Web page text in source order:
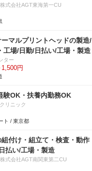
式会社AGT東海第一CU
ーマルプリントヘッドの製造/
工場/日勤/日払い/工場・製造
ター
円
験OK・扶養内勤務OK
リニック
ト / 東京都
組付け・組立て・検査・動作
払い/工場・製造
式会社AGT南関東第二CU